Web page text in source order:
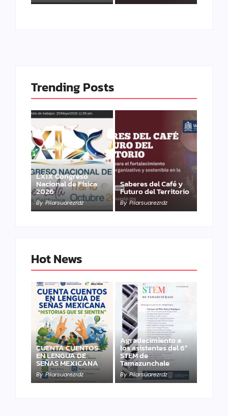
Trending Posts
LXIX Congreso
Nacional de Física
2026
By Pilarsuarezrdz
Saberes del Café y
Futuro del Territorio
By Pilarsuarezrdz
Hot News
CUENTA CUENTOS
EN LENGUA DE
SEÑAS MEXICANA
By Pilarsuarezrdz
Agradecimiento a
los asistentes del 6º
STEM de
Tamazunchale
By Pilarsuarezrdz